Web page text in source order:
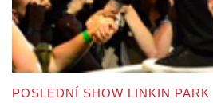
POSLEDNÍ SHOW LINKIN PARK